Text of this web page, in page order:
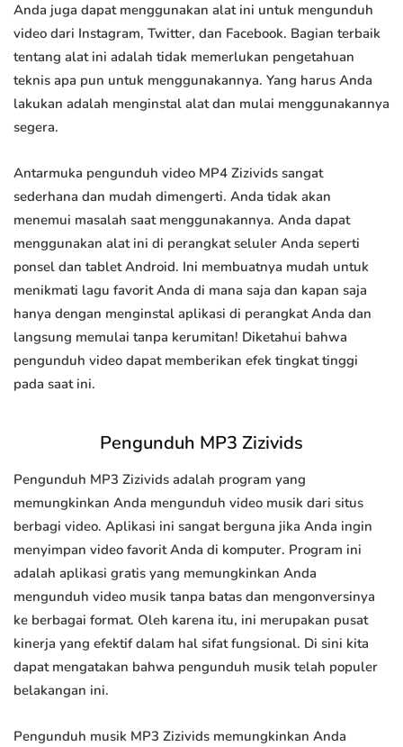
Anda juga dapat menggunakan alat ini untuk mengunduh
video dari Instagram, Twitter, dan Facebook. Bagian terbaik
tentang alat ini adalah tidak memerlukan pengetahuan
teknis apa pun untuk menggunakannya. Yang harus Anda
lakukan adalah menginstal alat dan mulai menggunakannya
segera.
Antarmuka pengunduh video MP4 Zizivids sangat
sederhana dan mudah dimengerti. Anda tidak akan
menemui masalah saat menggunakannya. Anda dapat
menggunakan alat ini di perangkat seluler Anda seperti
ponsel dan tablet Android. Ini membuatnya mudah untuk
menikmati lagu favorit Anda di mana saja dan kapan saja
hanya dengan menginstal aplikasi di perangkat Anda dan
langsung memulai tanpa kerumitan! Diketahui bahwa
pengunduh video dapat memberikan efek tingkat tinggi
pada saat ini.
Pengunduh MP3 Zizivids
Pengunduh MP3 Zizivids adalah program yang
memungkinkan Anda mengunduh video musik dari situs
berbagi video. Aplikasi ini sangat berguna jika Anda ingin
menyimpan video favorit Anda di komputer. Program ini
adalah aplikasi gratis yang memungkinkan Anda
mengunduh video musik tanpa batas dan mengonversinya
ke berbagai format. Oleh karena itu, ini merupakan pusat
kinerja yang efektif dalam hal sifat fungsional. Di sini kita
dapat mengatakan bahwa pengunduh musik telah populer
belakangan ini.
Pengunduh musik MP3 Zizivids memungkinkan Anda